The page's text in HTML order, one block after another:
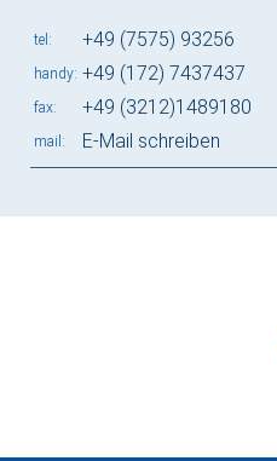
tel +49 (7575) 93256
handy +49 (172) 7437437
fax +49 (3212)1489180
mail E-Mail schreiben